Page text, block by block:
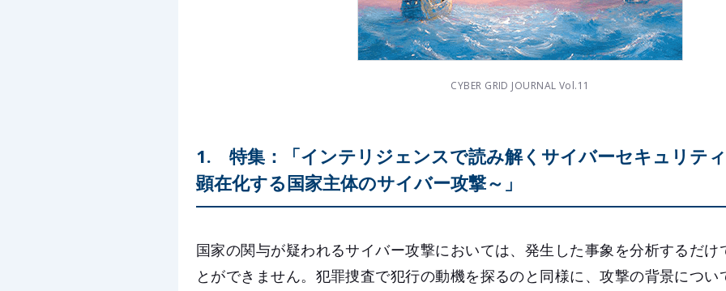
CYBER GRID JOURNAL Vol.11
1. 特集：「インテリジェンスで読み解くサイバーセキュリテ
顕在化する国家主体のサイバー攻撃～」
国家の関与が疑われるサイバー攻撃においては、発生した事象を分析するだけ
とができません。犯罪捜査で犯行の動機を探るのと同様に、攻撃の背景につい